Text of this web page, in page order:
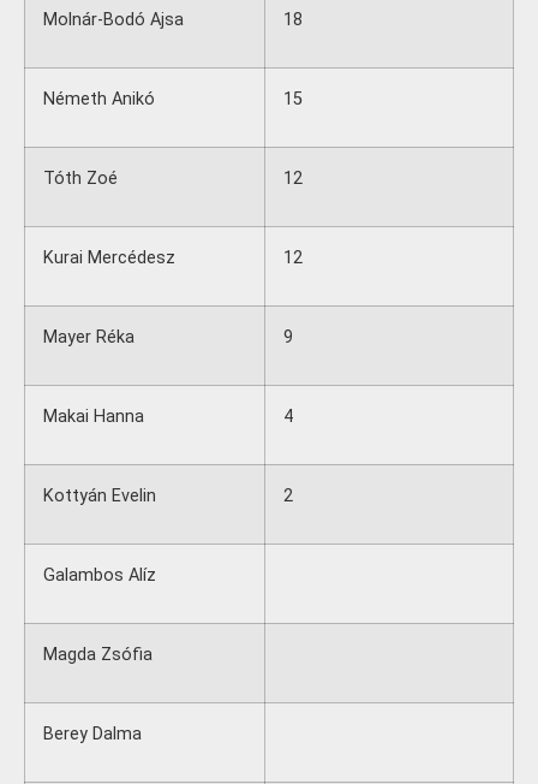
Molnár-Bodó Ajsa 18
Németh Anikó 15
Tóth Zoé 12
Kurai Mercédesz 12
Mayer Réka 9
Makai Hanna 4
Kottyán Evelin 2
Galambos Alíz
Magda Zsófia
Berey Dalma